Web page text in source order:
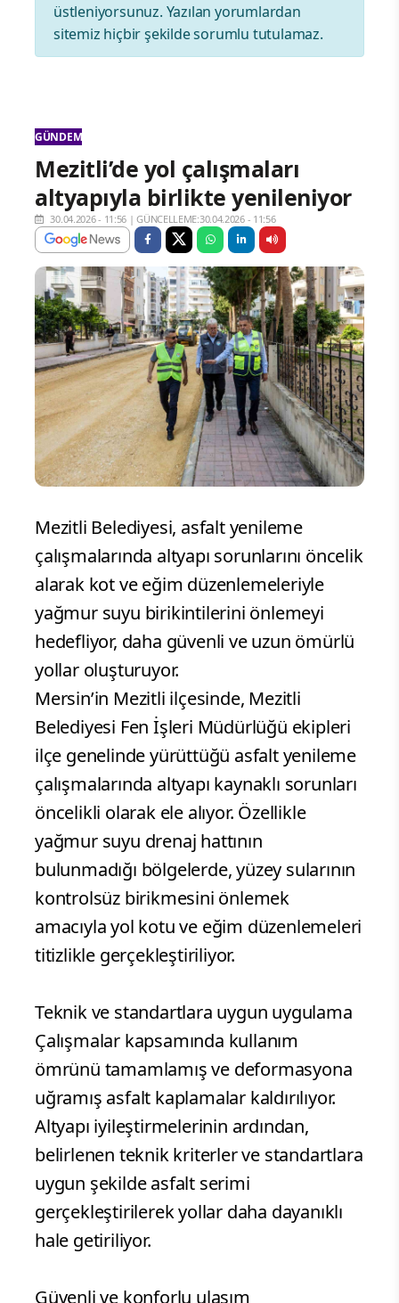
üstleniyorsunuz. Yazılan yorumlardan
sitemiz hiçbir şekilde sorumlu tutulamaz.
GÜNDEM
Mezitli’de yol çalışmaları
altyapıyla birlikte yenileniyor
30.04.2026 - 11:56 |GÜNCELLEME:30.04.2026 - 11:56
Mezitli Belediyesi, asfalt yenileme
çalışmalarında altyapı sorunlarını öncelik
alarak kot ve eğim düzenlemeleriyle
yağmur suyu birikintilerini önlemeyi
hedefliyor, daha güvenli ve uzun ömürlü
yollar oluşturuyor.
Mersin’in Mezitli ilçesinde, Mezitli
Belediyesi Fen İşleri Müdürlüğü ekipleri
ilçe genelinde yürüttüğü asfalt yenileme
çalışmalarında altyapı kaynaklı sorunları
öncelikli olarak ele alıyor. Özellikle
yağmur suyu drenaj hattının
bulunmadığı bölgelerde, yüzey sularının
kontrolsüz birikmesini önlemek
amacıyla yol kotu ve eğim düzenlemeleri
titizlikle gerçekleştiriliyor.
Teknik ve standartlara uygun uygulama
Çalışmalar kapsamında kullanım
ömrünü tamamlamış ve deformasyona
uğramış asfalt kaplamalar kaldırılıyor.
Altyapı iyileştirmelerinin ardından,
belirlenen teknik kriterler ve standartlara
uygun şekilde asfalt serimi
gerçekleştirilerek yollar daha dayanıklı
hale getiriliyor.
Güvenli ve konforlu ulaşım